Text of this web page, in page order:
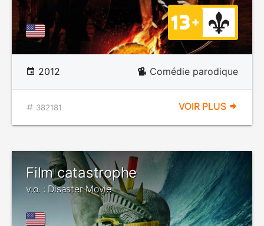
2012 Comédie parodique
382181 VOIR PLUS
Film catastrophe
v.o. : Disaster Movie